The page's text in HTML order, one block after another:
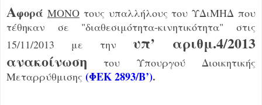
Αφορά ΜΟΝΟτους υπαλλήλους του ΥΔιΜΗΔ που
τέθηκαν σε "διαθεσιμότητα-κινητικότητα" στις
15/11/2013 με την υπ’ αριθμ.4/2013
ανακοίνωση του Υπουργού Διοικητικής
Μεταρρύθμισης (ΦΕΚ 2893/B’).